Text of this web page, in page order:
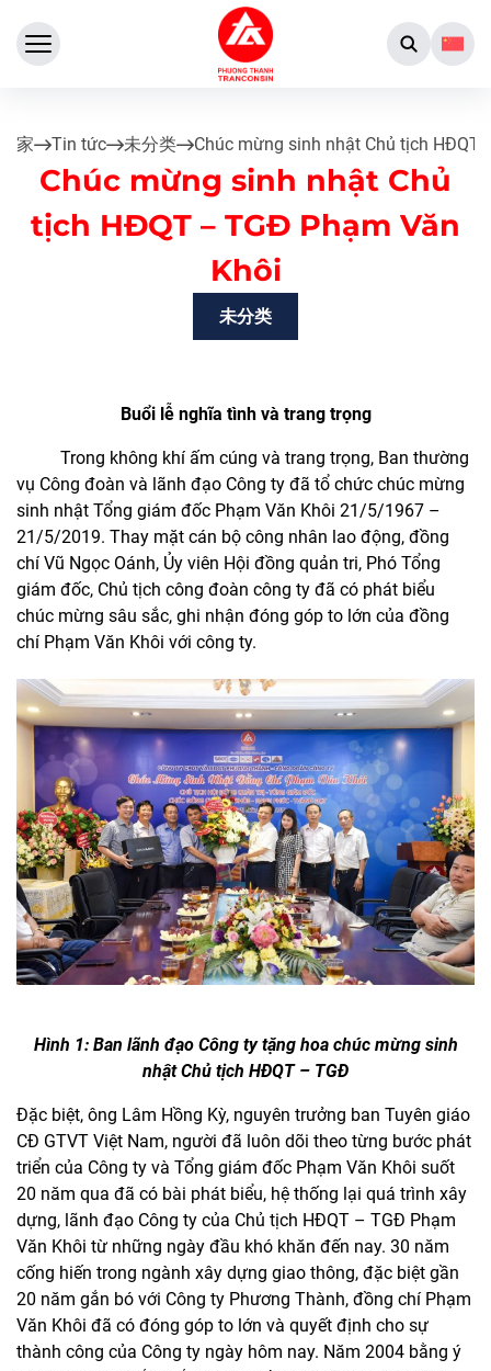
家 Tin tức 未分类 Chúc mừng sinh nhật Chủ tịch HĐQT
Chúc mừng sinh nhật Chủ
tịch HĐQT – TGĐ Phạm Văn
Khôi
未分类
Buổi lễ nghĩa tình và trang trọng
Trong không khí ấm cúng và trang trọng, Ban thường
vụ Công đoàn và lãnh đạo Công ty đã tổ chức chúc mừng
sinh nhật Tổng giám đốc Phạm Văn Khôi 21/5/1967 –
21/5/2019. Thay mặt cán bộ công nhân lao động, đồng
chí Vũ Ngọc Oánh, Ủy viên Hội đồng quản tri, Phó Tổng
giám đốc, Chủ tịch công đoàn công ty đã có phát biểu
chúc mừng sâu sắc, ghi nhận đóng góp to lớn của đồng
chí Phạm Văn Khôi với công ty.
Hình 1: Ban lãnh đạo Công ty tặng hoa chúc mừng sinh
nhật Chủ tịch HĐQT – TGĐ
Đặc biệt, ông Lâm Hồng Kỳ, nguyên trưởng ban Tuyên giáo
CĐ GTVT Việt Nam, người đã luôn dõi theo từng bước phát
triển của Công ty và Tổng giám đốc Phạm Văn Khôi suốt
20 năm qua đã có bài phát biểu, hệ thống lại quá trình xây
dựng, lãnh đạo Công ty của Chủ tịch HĐQT – TGĐ Phạm
Văn Khôi từ những ngày đầu khó khăn đến nay. 30 năm
cống hiến trong ngành xây dựng giao thông, đặc biệt gần
20 năm gắn bó với Công ty Phương Thành, đồng chí Phạm
Văn Khôi đã có đóng góp to lớn và quyết định cho sự
thành công của Công ty ngày hôm nay. Năm 2004 bằng ý